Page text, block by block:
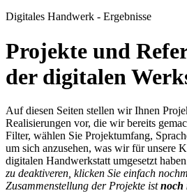
Digitales Handwerk - Ergebnisse
Projekte und
der digitalen
Auf diesen Seiten stellen wir Ihnen
Realisierungen vor, die wir bereits
Filter, wählen Sie Projektumfang,
um sich anzusehen, was wir für unsere
digitalen Handwerkstatt umgesetzt
zu deaktiveren, klicken Sie einfach
Zusammenstellung der Projekte istnoch